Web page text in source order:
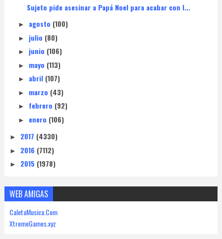
Sujeto pide asesinar a Papá Noel para acabar con l...
► agosto (100)
► julio (80)
► junio (106)
► mayo (113)
► abril (107)
► marzo (43)
► febrero (92)
► enero (106)
► 2017 (4330)
► 2016 (7112)
► 2015 (1978)
WEB AMIGAS
CaletaMusica.Com
XtremeGames.xyz